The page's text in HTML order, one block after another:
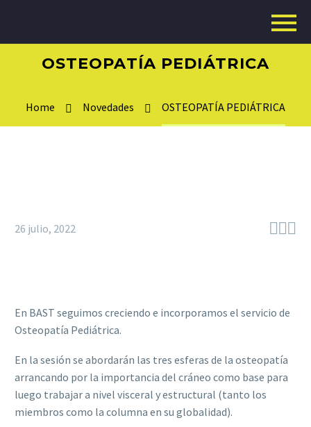
OSTEOPATÍA PEDIÁTRICA
Home Novedades OSTEOPATÍA PEDIÁTRICA

26 julio, 2022
En BAST seguimos creciendo e incorporamos el servicio de
Osteopatía Pediátrica.
En la sesión se abordarán las tres esferas de la osteopatía
arrancando por la importancia del cráneo como base para
luego trabajar a nivel visceral y estructural (tanto los
miembros como la columna en su globalidad).